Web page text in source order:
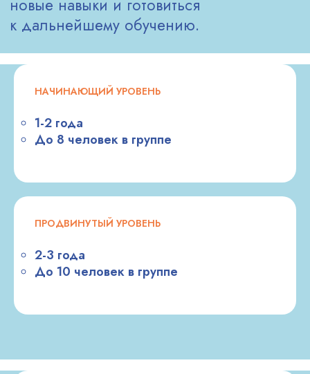
НАЧИНАЮЩИЙ УРОВЕНЬ
1-2 года
До 8 человек в группе
ПРОДВИНУТЫЙ УРОВЕНЬ
2-3 года
До 10 человек в группе
ПОЗНАКОМИТЬСЯ С ВОСПИТАТЕЛЯМИ